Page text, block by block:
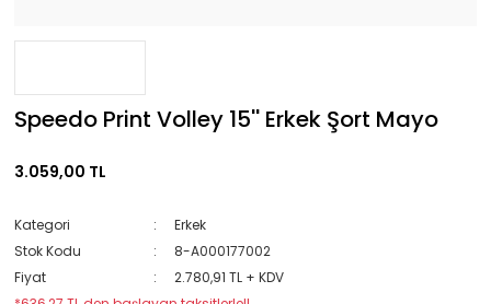
Speedo Print Volley 15'' Erkek Şort Mayo
3.059,00 TL
Kategori
Erkek
Stok Kodu
8-A000177002
Fiyat
2.780,91 TL + KDV